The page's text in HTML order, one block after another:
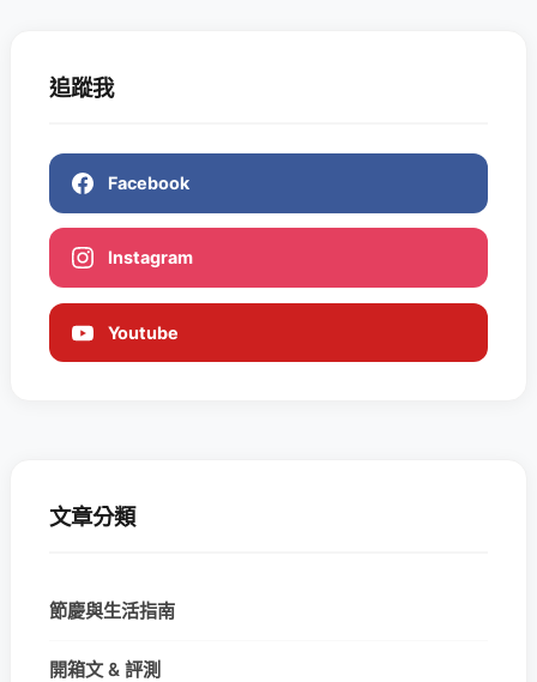
追蹤我
Facebook
Instagram
Youtube
文章分類
節慶與生活指南
開箱文 & 評測